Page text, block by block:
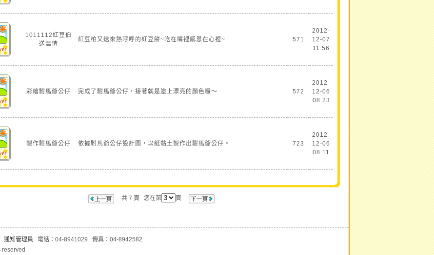
1011112紅豆伯
送溫情
紅豆柏又送來熱呼呼的紅豆餅~吃在嘴裡感恩在心裡~ 571
2012-
12-07
11:56
彩繪駙馬爺公仔 完成了駙馬爺公仔，接著就是塗上漂亮的顏色囉～ 572
2012-
12-06
08:23
製作駙馬爺公仔 依據駙馬爺公仔設計圖，以紙黏土製作出駙馬爺公仔。 723
2012-
12-06
08:11
共 7 頁 您在第 頁
通知管理員 電話：04-8941029 傳真：04-8942582
reserved